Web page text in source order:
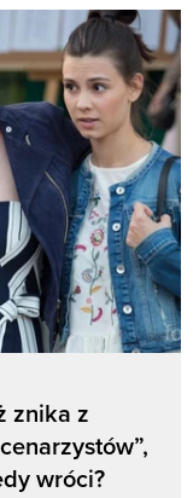
znika z
wróci?